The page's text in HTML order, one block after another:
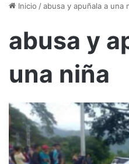
Inicio /abusa y apuñala a una
abusa y
una niña